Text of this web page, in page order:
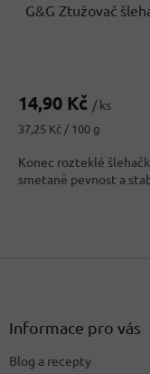
G&G Ztužovač
14,90 Kč / ks
Měrná
37,25 Kč / 100 g
Konec rozteklé
smetaně pevnost a
Informace pro vás
Blog a recepty